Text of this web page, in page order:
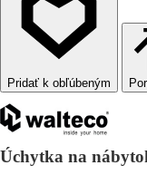
Úchytka na